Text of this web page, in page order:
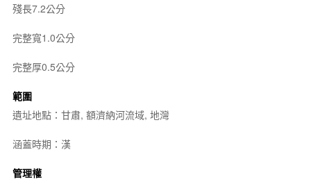
殘長7.2公分
完整寬1.0公分
完整厚0.5公分
範圍
遺址地點：甘肅, 額濟納河流域, 地灣
涵蓋時期：漢
管理權